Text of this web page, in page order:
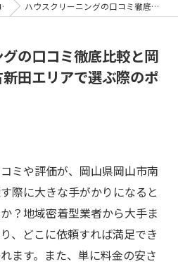
ハウスクリーニングの口コミ徹底比較と岡山県岡山市南区古新田エリアで選ぶ際のポイント
の口コミ徹底比較と岡
田エリアで選ぶ際のポ
ミや評価が、岡山県岡山市南
際に大きな手がかりになると
？地域密着型業者から大手ま
、どこに依頼すれば満足でき
ます。また、単に料金の安さ